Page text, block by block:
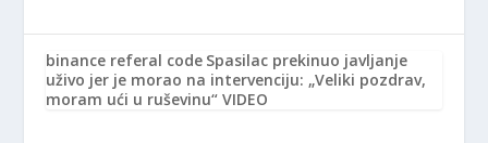
binance referal code Spasilac prekinuo javljanje
uživo jer je morao na intervenciju: „Veliki pozdrav,
moram ući u ruševinu“ VIDEO